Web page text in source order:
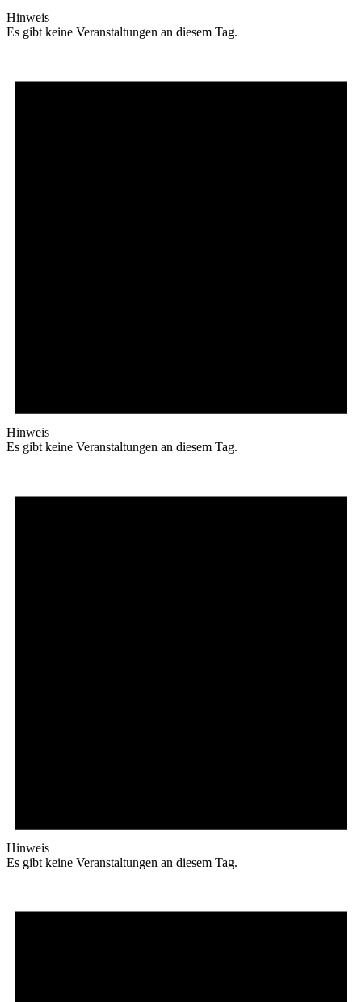
Hinweis
Es gibt keine Veranstaltungen an diesem Tag.
Hinweis
Es gibt keine Veranstaltungen an diesem Tag.
Hinweis
Es gibt keine Veranstaltungen an diesem Tag.